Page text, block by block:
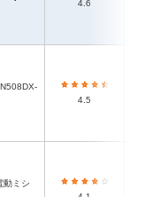
4.6
4.5